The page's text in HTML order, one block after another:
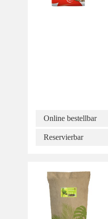
Online bestellbar
Reservierbar